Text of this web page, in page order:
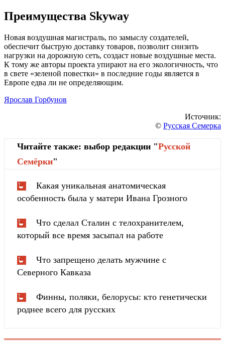
Преимущества Skyway
Новая воздушная магистраль, по замыслу создателей,
обеспечит быструю доставку товаров, позволит снизить
нагрузки на дорожную сеть, создаст новые воздушные места.
К тому же авторы проекта упирают на его экологичность, что
в свете «зеленой повестки» в последние годы является в
Европе едва ли не определяющим.
Ярослав Горбунов
Источник:
© Русская Семерка
Читайте также: выбор редакции "Русской
Cемёрки"
Какая уникальная анатомическая
особенность была у матери Ивана Грозного
Что сделал Сталин с телохранителем,
который все время засыпал на работе
Что запрещено делать мужчине с
Северного Кавказа
Финны, поляки, белорусы: кто генетически
роднее всего для русских